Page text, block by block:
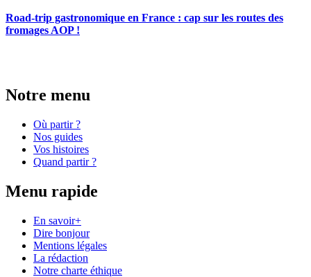
Road-trip gastronomique en France : cap sur les routes des
fromages AOP !
Notre menu
Où partir ?
Nos guides
Vos histoires
Quand partir ?
Menu rapide
En savoir+
Dire bonjour
Mentions légales
La rédaction
Notre charte éthique